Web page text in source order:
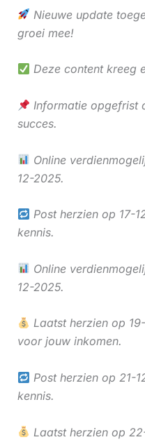
Nieuwe update
groei mee!
Deze content kreeg
Informatie opgefrist
succes.
Online
12-2025.
Post herzien op 17-
kennis.
Online
12-2025.
Laatst herzien op
voor jouw inkomen.
Post herzien op 21-
kennis.
Laatst herzien op